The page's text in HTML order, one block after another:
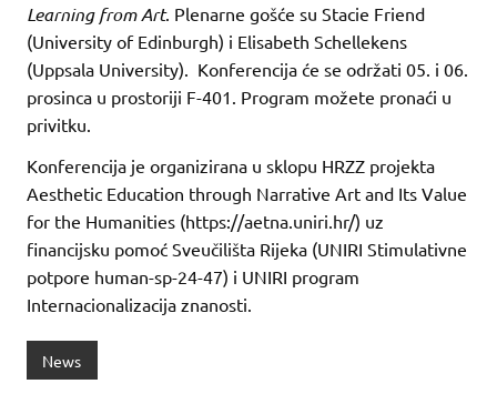
Learning from Art. Plenarne gošće su Stacie Friend
(University of Edinburgh) i Elisabeth Schellekens
(Uppsala University). Konferencija će se održati 05. i 06.
prosinca u prostoriji F-401. Program možete pronaći u
privitku.
Konferencija je organizirana u sklopu HRZZ projekta
Aesthetic Education through Narrative Art and Its Value
for the Humanities (https://aetna.uniri.hr/) uz
financijsku pomoć Sveučilišta Rijeka (UNIRI Stimulativne
potpore human-sp-24-47) i UNIRI program
Internacionalizacija znanosti.
News